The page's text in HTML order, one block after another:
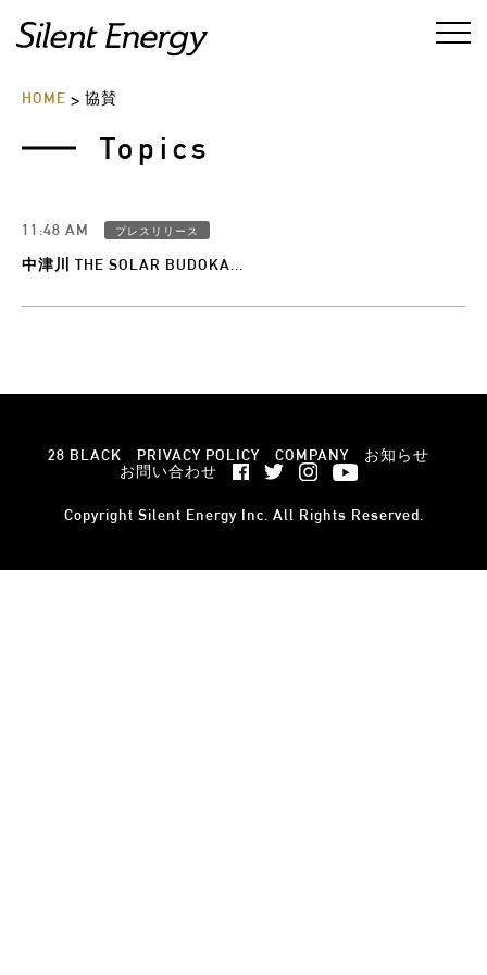
HOME > 協賛
Topics
11:48 AM プレスリリース
中津川 THE SOLAR BUDOKA...
28 BLACK PRIVACY POLICY COMPANY
お知らせ
お問い合わせ
Copyright Silent Energy Inc. All Rights Reserved.